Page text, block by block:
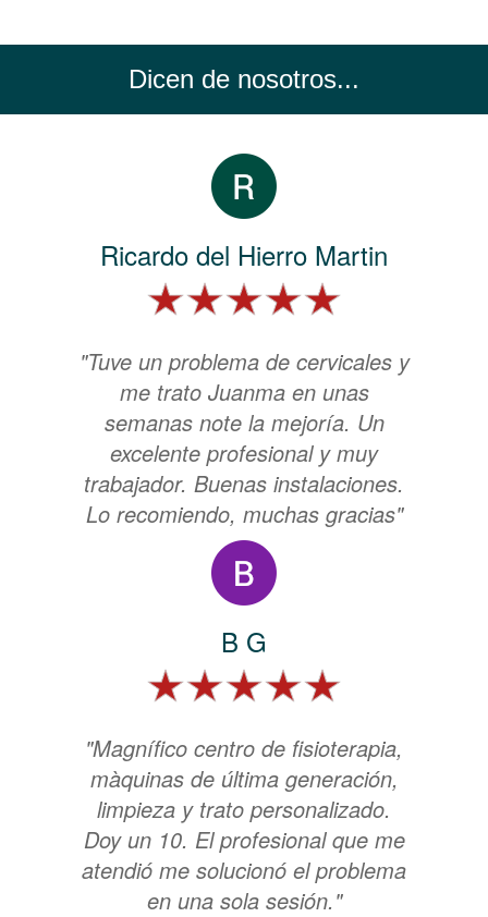
Dicen de nosotros...
Ricardo del Hierro Martin
"Tuve un problema de cervicales y
me trato Juanma en unas
semanas note la mejoría. Un
excelente profesional y muy
trabajador. Buenas instalaciones.
Lo recomiendo, muchas gracias"
B G
"Magnífico centro de fisioterapia,
màquinas de última generación,
limpieza y trato personalizado.
Doy un 10. El profesional que me
atendió me solucionó el problema
en una sola sesión."